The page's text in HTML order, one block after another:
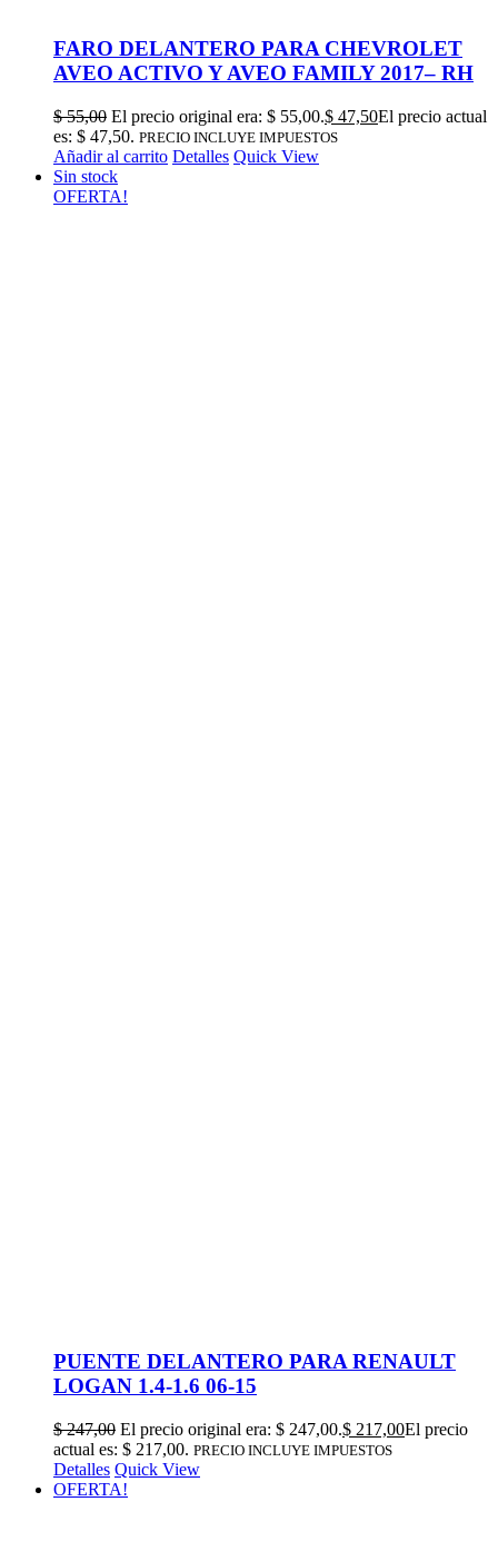
FARO DELANTERO PARA CHEVROLET
AVEO ACTIVO Y AVEO FAMILY 2017– RH
$55,00 El precio original era: $ 55,00.$ 47,50El precio actual
es: $ 47,50. PRECIO INCLUYE IMPUESTOS
Añadir al carrito Detalles Quick View
Sin stock
OFERTA!
PUENTE DELANTERO PARA RENAULT
LOGAN 1.4-1.6 06-15
$247,00 El precio original era: $ 247,00.$ 217,00El precio
actual es: $ 217,00. PRECIO INCLUYE IMPUESTOS
Detalles Quick View
OFERTA!